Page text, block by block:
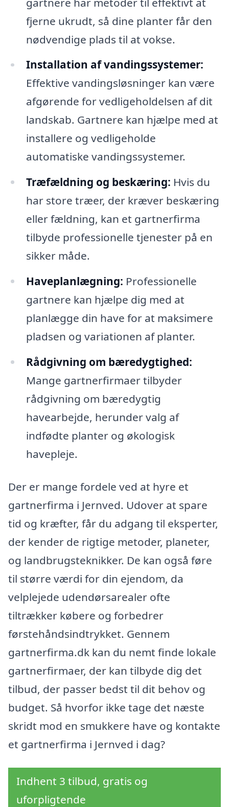
fjerne ukrudt, så dine planter får den
nødvendige plads til at vokse.
Installation af vandingssystemer:
Effektive vandingsløsninger kan være
afgørende for vedligeholdelsen af dit
landskab. Gartnere kan hjælpe med at
installere og vedligeholde
automatiske vandingssystemer.
Træfældning og beskæring: Hvis du
har store træer, der kræver beskæring
eller fældning, kan et gartnerfirma
tilbyde professionelle tjenester på en
sikker måde.
Haveplanlægning: Professionelle
gartnere kan hjælpe dig med at
planlægge din have for at maksimere
pladsen og variationen af planter.
Rådgivning om bæredygtighed:
Mange gartnerfirmaer tilbyder
rådgivning om bæredygtig
havearbejde, herunder valg af
indfødte planter og økologisk
havepleje.
Der er mange fordele ved at hyre et
gartnerfirma i Jernved. Udover at spare
tid og kræfter, får du adgang til eksperter,
der kender de rigtige metoder, planeter,
og landbrugsteknikker. De kan også føre
til større værdi for din ejendom, da
velplejede udendørsarealer ofte
tiltrækker købere og forbedrer
førstehåndsindtrykket. Gennem
gartnerfirma.dk kan du nemt finde lokale
gartnerfirmaer, der kan tilbyde dig det
tilbud, der passer bedst til dit behov og
budget. Så hvorfor ikke tage det næste
skridt mod en smukkere have og kontakte
et gartnerfirma i Jernved i dag?
Indhent 3 tilbud, gratis og
uforpligtende